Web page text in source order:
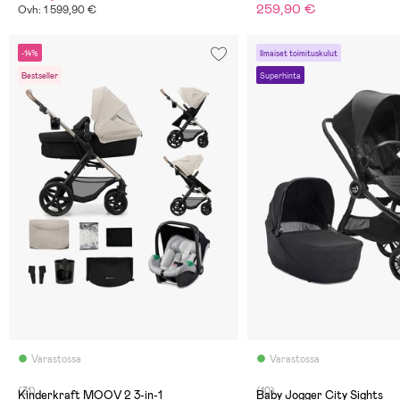
Ovh: 1 599,90 € 259,90 €
-14%
Bestseller
Varastossa
(31)
Kinderkraft MOOV 2 3-in-1
Ilmaiset toimituskulut
Superhinta
Varastossa
(10)
Baby Jogger City Sights